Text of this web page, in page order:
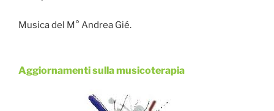
Musica del M° Andrea Gié.
Pubblicato
Aggiornamenti sulla musicoterapia